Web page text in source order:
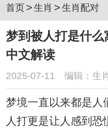
首页>生肖 >生肖配对
梦到被人打是什么
中文解读
2025-07-11 编辑：生
梦境一直以来都是人
人打更是让人感到